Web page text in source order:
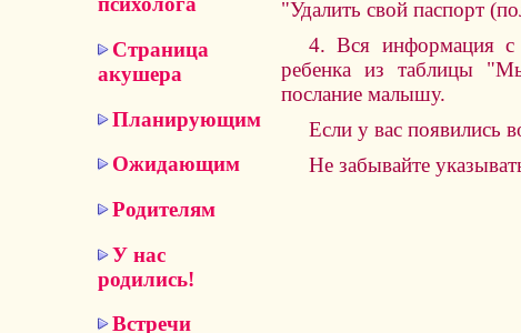
Страница
акушера
Планирующим
Ожидающим
Родителям
У нас
родились!
Встречи
"Удалить свой паспорт
4. Вся информация с
ребенка из таблицы
послание малышу.
Если у вас появились
Не забывайте